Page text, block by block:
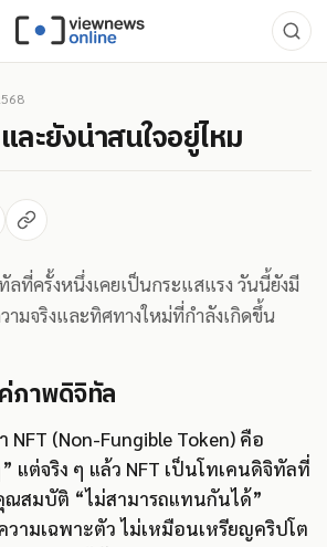
ละยังน่าสนใจอยู่ไหม
ที่ครั้งหนึ่งเคยเป็นกระแสแรง วันนี้ยังมี
มจริงและทิศทางใหม่ที่กำลังเกิดขึ้น
ภาพดิจิทัล
NFT (Non-Fungible Token) คือ
แต่จริง ๆ แล้ว NFT เป็นโทเคนดิจิทัลที่
สมบัติ “ไม่สามารถแทนกันได้”
ามเฉพาะตัว ไม่เหมือนเหรียญคริปโต